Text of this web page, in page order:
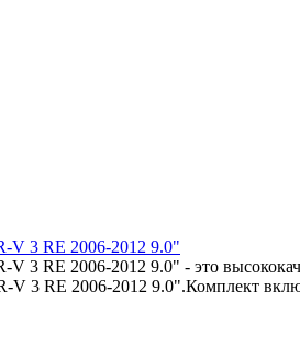
V 3 RE 2006-2012 9.0"
3 RE 2006-2012 9.0" - это
V 3 RE 2006-2012 9.0".Комплект